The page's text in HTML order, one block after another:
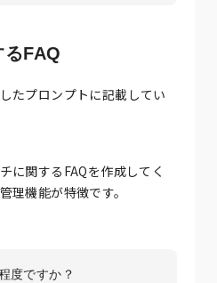
FAQ
たプロンプトに記載してい
に関するFAQを作成してく
理機能が特徴です。
度ですか？